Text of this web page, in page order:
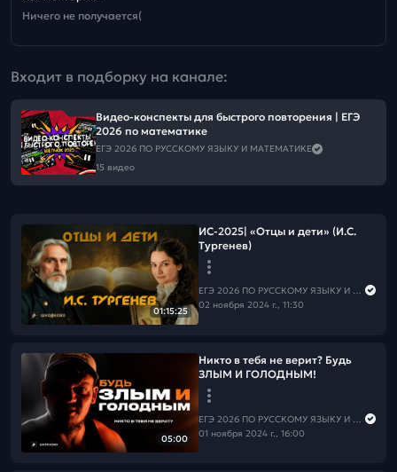
Ничего не получается(
Входит в подборку на канале:
Видео-конспекты для быстрого повторения | ЕГЭ
2026 по математике
ЕГЭ 2026 ПО РУССКОМУ ЯЗЫКУ И МАТЕМАТИКЕ
15 видео
01:15:25
ИС-2025| «Отцы и дети» (И.С.
Тургенев)
ЕГЭ 2026 ПО РУССКОМУ ЯЗЫКУ И МАТЕМАТИКЕ
02 ноября 2024 г., 11:30
05:00
Никто в тебя не верит? Будь
ЗЛЫМ И ГОЛОДНЫМ!
ЕГЭ 2026 ПО РУССКОМУ ЯЗЫКУ И МАТЕМАТИКЕ
01 ноября 2024 г., 16:00